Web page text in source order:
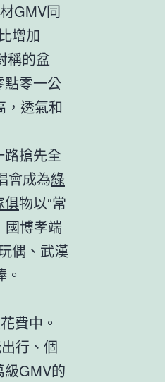
GMV同
增加
稱的盆
點零一公
，透氣和
搶先全
會成為綠
俱物以“常
國博孝端
偶、武漢
費中。
行、個
GMV的